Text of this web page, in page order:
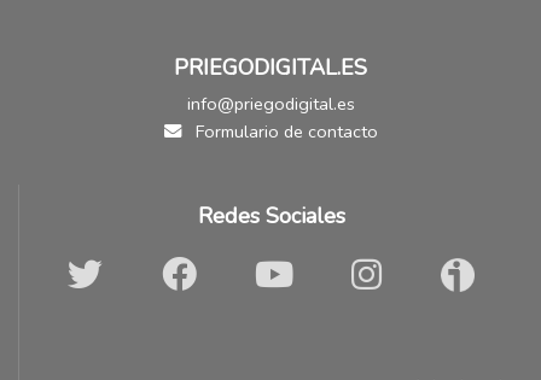
PRIEGODIGITAL.ES
info@priegodigital.es
Formulario de contacto
Redes Sociales